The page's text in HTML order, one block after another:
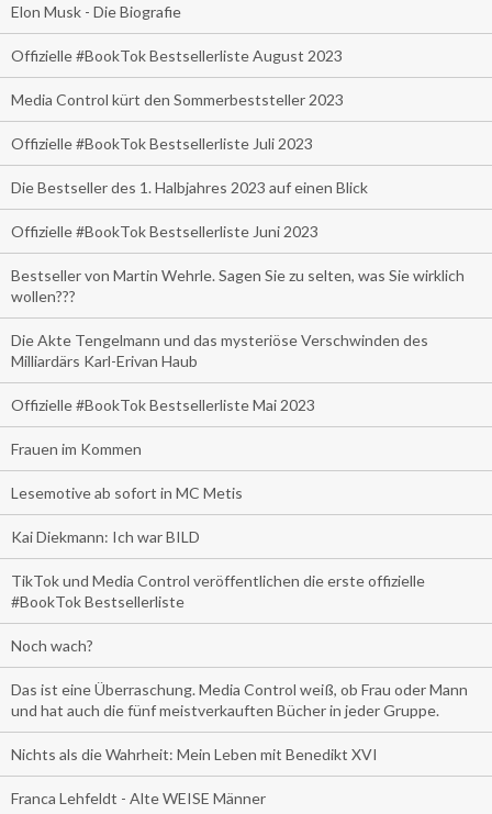
Elon Musk - Die Biografie
Offizielle #BookTok Bestsellerliste August 2023
Media Control kürt den Sommerbeststeller 2023
Offizielle #BookTok Bestsellerliste Juli 2023
Die Bestseller des 1. Halbjahres 2023 auf einen Blick
Offizielle #BookTok Bestsellerliste Juni 2023
Bestseller von Martin Wehrle. Sagen Sie zu selten, was Sie wirklich
wollen???
Die Akte Tengelmann und das mysteriöse Verschwinden des
Milliardärs Karl-Erivan Haub
Offizielle #BookTok Bestsellerliste Mai 2023
Frauen im Kommen
Lesemotive ab sofort in MC Metis
Kai Diekmann: Ich war BILD
TikTok und Media Control veröffentlichen die erste offizielle
#BookTok Bestsellerliste
Noch wach?
Das ist eine Überraschung. Media Control weiß, ob Frau oder Mann
und hat auch die fünf meistverkauften Bücher in jeder Gruppe.
Nichts als die Wahrheit: Mein Leben mit Benedikt XVI
Franca Lehfeldt - Alte WEISE Männer